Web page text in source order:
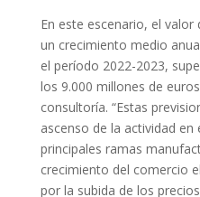
En este escenario, el
un crecimiento medio
el período 2022-2023,
los 9.000 millones de
consultoría. “Estas
ascenso de la actividad en
principales ramas
crecimiento del comercio
por la subida de los